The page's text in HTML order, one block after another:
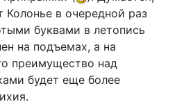
Колонье в очередной раз
буквами в летопись
на подъемах, а на
преимущество над
будет еще более